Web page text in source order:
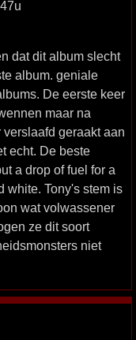
dat dit album slecht
album. geniale
De eerste keer
maar na
geraakt aan
echt. De beste
a drop of fuel for a
white. Tony's stem is
wat volwassener
ze dit soort
niet